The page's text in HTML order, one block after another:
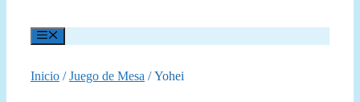
Menú
Inicio /Juego de Mesa / Yohei